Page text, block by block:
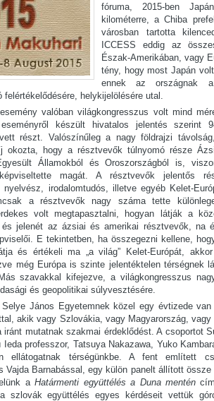
fóruma, 2015-ben
kilométerre, a Chiba
városban tartotta
ICCESS eddig az
Észak-Amerikában, vagy
tény, hogy most Japán
ennek az országnak a
felértékelődésére, helykijelölésére utal.
valóban világkongresszus volt mind
készült hivatalos jelentés szerint
részt. Valószínűleg a nagy földrajzi
okozta, hogy a résztvevők túlnyomó része
Államokból és Oroszországból is,
magát. A résztvevők jelentős
nyelvész, irodalomtudós, illetve egyéb Kelet-
a résztvevők nagy száma tette
volt megtapasztalni, hogyan látják a
és jelenét az ázsiai és amerikai résztvevők, na
E tekintetben, ha összegezni kellene,
és értékeli ma „a világ” Kelet-Európát,
még Európa is szinte jelentéktelen térségnek
szavakkal kifejezve, a világkongresszus
és geopolitikai súlyvesztésére.
János Egyetemnek közel egy évtizede
akik vagy Szlovákia, vagy Magyarország,
iránt mutatnak szakmai érdeklődést. A csoportot
Ieda professzor, Tatsuya Nakazawa, Yuko
ellátogatnak térségünkbe. A fent említett
Vajda Barnabással, egy külön panelt állított
aHatármenti együttélés a Duna mentén
szlovák együttélés egyes kérdéseit vettük